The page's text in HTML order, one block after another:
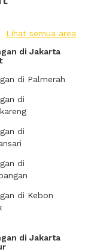
Lihat semua area
di Jakarta
di Palmerah
di
di
di
di Kebon
di Jakarta